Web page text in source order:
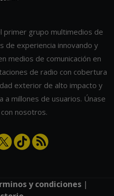
primer grupo multimedios de
de experiencia innovando y
medios de comunicación en
de radio con cobertura
exterior de alto impacto y
a millones de usuarios. Únase
nosotros.
y condiciones|